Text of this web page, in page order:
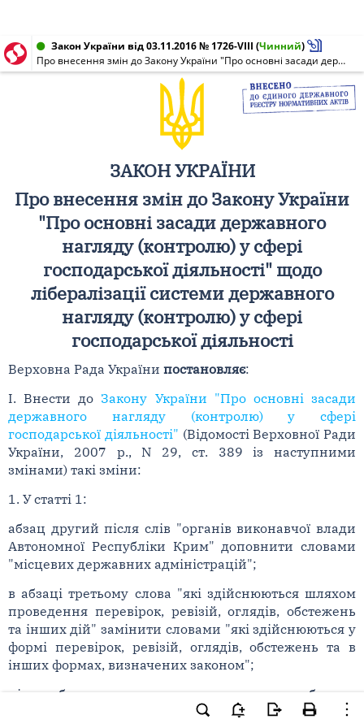
Закон України від 03.11.2016 № 1726-VIII (Чинний)
Про внесення змін до Закону України "Про основні засади державного нагляду (контролю) у сфері господарської діяльності" щодо лібералізації системи державного нагляду (контролю) у сфері господарської діяльності